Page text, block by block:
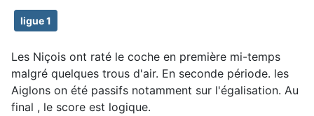
ligue 1
Les Niçois ont raté le coche en première mi-temps
malgré quelques trous d'air. En seconde période. les
Aiglons on été passifs notamment sur l'égalisation. Au
final , le score est logique.